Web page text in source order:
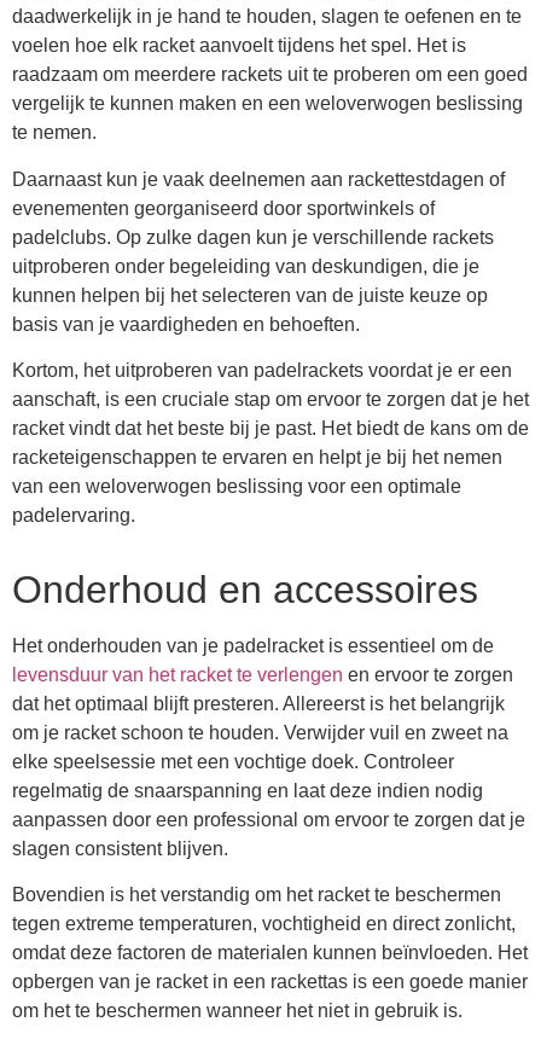
daadwerkelijk in je hand te houden, slagen te oefenen en te
voelen hoe elk racket aanvoelt tijdens het spel. Het is
raadzaam om meerdere rackets uit te proberen om een goed
vergelijk te kunnen maken en een weloverwogen beslissing
te nemen.
Daarnaast kun je vaak deelnemen aan rackettestdagen of
evenementen georganiseerd door sportwinkels of
padelclubs. Op zulke dagen kun je verschillende rackets
uitproberen onder begeleiding van deskundigen, die je
kunnen helpen bij het selecteren van de juiste keuze op
basis van je vaardigheden en behoeften.
Kortom, het uitproberen van padelrackets voordat je er een
aanschaft, is een cruciale stap om ervoor te zorgen dat je het
racket vindt dat het beste bij je past. Het biedt de kans om de
racketeigenschappen te ervaren en helpt je bij het nemen
van een weloverwogen beslissing voor een optimale
padelervaring.
Onderhoud en accessoires
Het onderhouden van je padelracket is essentieel om de
levensduur van het racket te verlengen en ervoor te zorgen
dat het optimaal blijft presteren. Allereerst is het belangrijk
om je racket schoon te houden. Verwijder vuil en zweet na
elke speelsessie met een vochtige doek. Controleer
regelmatig de snaarspanning en laat deze indien nodig
aanpassen door een professional om ervoor te zorgen dat je
slagen consistent blijven.
Bovendien is het verstandig om het racket te beschermen
tegen extreme temperaturen, vochtigheid en direct zonlicht,
omdat deze factoren de materialen kunnen beïnvloeden. Het
opbergen van je racket in een rackettas is een goede manier
om het te beschermen wanneer het niet in gebruik is.